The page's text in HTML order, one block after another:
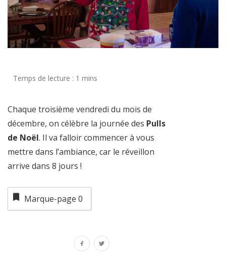
Chaque troisième vendredi du mois de
décembre, on célèbre la journée des Pulls
de Noël. Il va falloir commencer à vous
mettre dans l’ambiance, car le réveillon
arrive dans 8 jours !
Marque-page 0